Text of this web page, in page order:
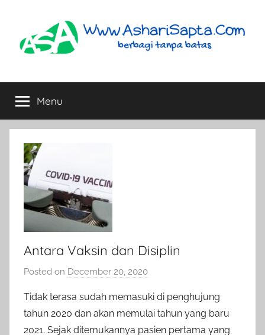
content
AshariSapta.Com
Batas
Menu
Antara Vaksin dan Disiplin
Posted on December 20, 2020
a
d
Tidak terasa sudah memasuki di penghujung
tahun 2020 dan akan memulai tahun yang baru
2021. Sejak ditemukannya pasien pertama yang